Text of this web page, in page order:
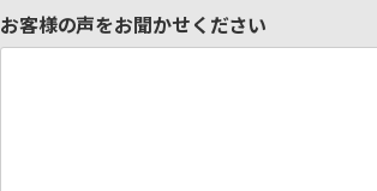
お客様の声をお聞かせください